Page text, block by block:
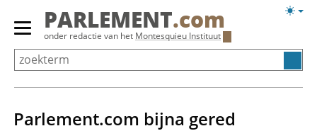
Overslaan
Primair
menu
tonen/verbergen
PARLEMENT.com
onder redactie van het Montesquieu Instituut
Parlement.com bijna gered